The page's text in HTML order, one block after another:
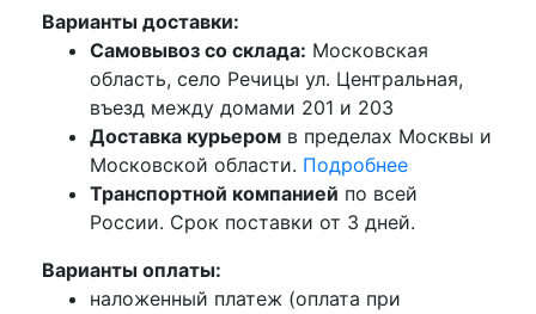
Варианты доставки:
Самовывоз со склада: Московская
область, село Речицы ул. Центральная,
въезд между домами 201 и 203
Доставка курьером в пределах Москвы и
Московской области. Подробнее
Транспортной компанией по всей
России. Срок поставки от 3 дней.
Варианты оплаты:
наложенный платеж (оплата при